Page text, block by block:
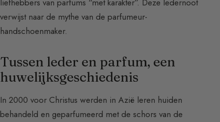
liefhebbers van parfums “met karakter”. Deze ledernoot
verwijst naar de mythe van de parfumeur-
handschoenmaker.
Tussen leder en parfum, een
huwelijksgeschiedenis
In 2000 voor Christus werden in Azië leren huiden
behandeld en geparfumeerd met de schors van de